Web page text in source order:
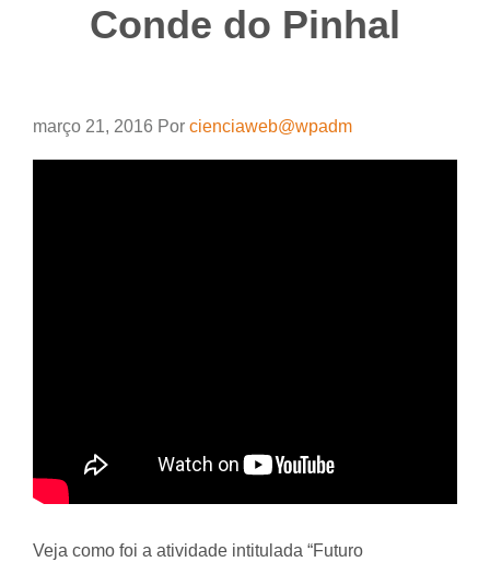
Conde do Pinhal
março 21, 2016 Por cienciaweb@wpadm
Veja como foi a atividade intitulada “Futuro